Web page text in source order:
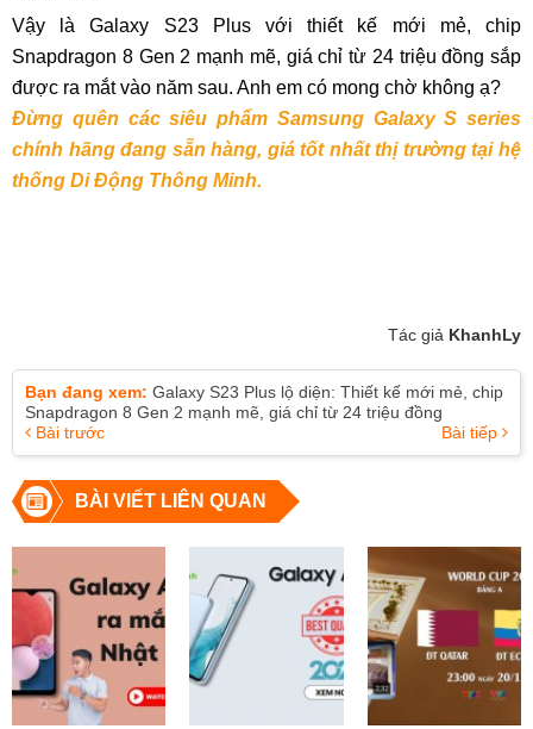
Vậy là Galaxy S23 Plus với thiết kế mới mẻ, chip
Snapdragon 8 Gen 2 mạnh mẽ, giá chỉ từ 24 triệu đồng sắp
được ra mắt vào năm sau. Anh em có mong chờ không ạ?
Đừng quên các siêu phẩm Samsung Galaxy S series
chính hãng đang sẵn hàng, giá tốt nhất thị trường tại hệ
thống Di Động Thông Minh.
Tác giả KhanhLy
Bạn đang xem: Galaxy S23 Plus lộ diện: Thiết kế mới mẻ, chip
Snapdragon 8 Gen 2 mạnh mẽ, giá chỉ từ 24 triệu đồng
Bài trước
Bài tiếp
BÀI VIẾT LIÊN QUAN